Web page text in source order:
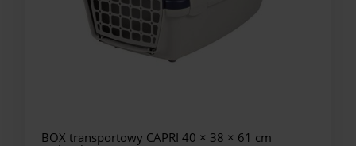
BOX transportowy CAPRI 40 × 38 × 61 cm